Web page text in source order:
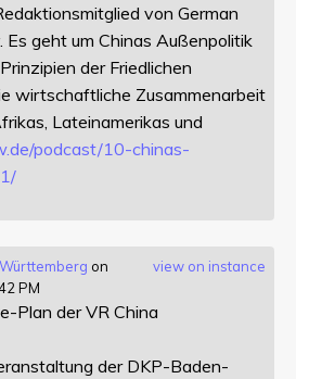
von German
Es geht um Chinas Außenpolitik
der Friedlichen
wirtschaftliche Zusammenarbeit
Lateinamerikas und
podcast/10-chinas-
view on instance
on
PM
Plan der VR China
der DKP-Baden-